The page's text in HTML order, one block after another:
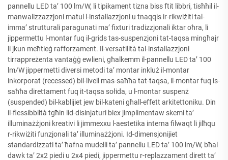
pannellu LED ta’ 100 lm/W, li tipikament tizna biss ftit libbri, tisħħil il-
manwalizzazzjoni matul l-installazzjoni u tnaqqis ir-rikwiżiti tal-
imma’ strutturali paragunati ma’ fixturi tradizzjonali iktar oħra, li
jippermettu l-montar fuq il-grids tas-suspenzjoni tat-taqsa mingħajr
li jkun meħtieġ rafforzament. Il-versatilità tal-installazzjoni
tirrappreżenta vantaġġ ewlieni, għalkemm il-pannellu LED ta’ 100
lm/W jippermetti diversi metodi ta’ montar inkluż il-montar
inkorporat (recessed) bil-livell mas-saħħa tat-taqsa, il-montar fuq is-
saħħa direttament fuq it-taqsa sołida, u l-montar suspenż
(suspended) bil-kablijiet jew bil-kateni għall-effett arkitettoniku. Din
il-flessibbiltà tgħin lid-disinjaturi biex jimplimentaw skemi ta’
illuminażżjoni kreativi li jimmexxu l-aestetika interna filwaqt li jilħqu
r-rikwiżiti funzjonali ta’ illuminażżjoni. Id-dimensjonijiet
standardizzati ta’ ħafna mudelli ta’ pannellu LED ta’ 100 lm/W, bħal
dawk ta’ 2x2 piedi u 2x4 piedi, jippermettu r-replazzament dirett ta’